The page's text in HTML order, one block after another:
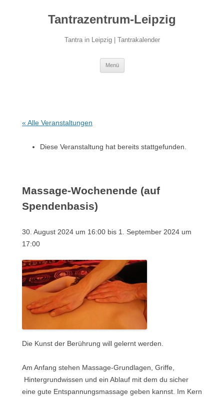
Tantrazentrum-Leipzig
Tantra in Leipzig | Tantrakalender
Menü
« Alle Veranstaltungen
Diese Veranstaltung hat bereits stattgefunden.
Massage-Wochenende (auf
Spendenbasis)
30. August 2024 um 16:00 bis 1. September 2024 um
17:00
Die Kunst der Berührung will gelernt werden.
Am Anfang stehen Massage-Grundlagen, Griffe,
Hintergrundwissen und ein Ablauf mit dem du sicher
eine gute Entspannungsmassage geben kannst. Im Kern